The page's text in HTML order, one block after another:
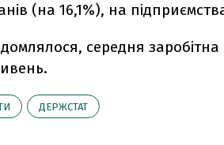
(на 16,1%), на
середня заробітна
ДЕРЖСТАТ